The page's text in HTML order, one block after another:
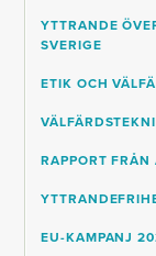
YTTRANDE
SVERIGE
ETIK OCH
RAPPORT FRÅN
EU-KAMPANJ